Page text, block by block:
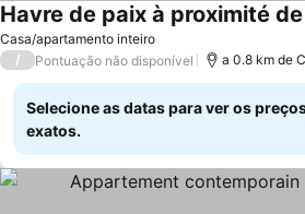
Casa/apartamento inteiro
Havre de paix à proximité
/ Pontuação não disponível a 0.8 km de
Selecione as datas para ver os
exatos.